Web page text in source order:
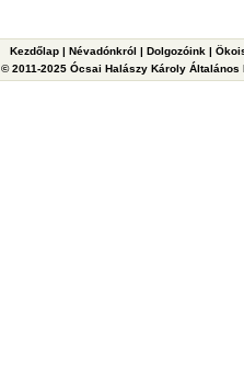
Kezdőlap | Névadónkról | Dolgozóink |
© 2011-2025 Ócsai Halászy Károly